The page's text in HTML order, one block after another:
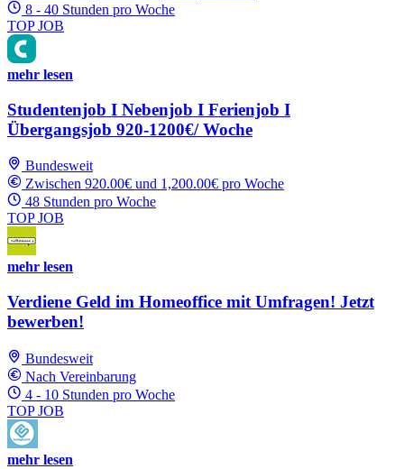
8 - 40 Stunden pro Woche
TOP JOB
mehr lesen
Studentenjob I Nebenjob I Ferienjob I
Übergangsjob 920-1200€/ Woche
Bundesweit
Zwischen 920.00€ und 1,200.00€ pro Woche
48 Stunden pro Woche
TOP JOB
mehr lesen
Verdiene Geld im Homeoffice mit Umfragen! Jetzt
bewerben!
Bundesweit
Nach Vereinbarung
4 - 10 Stunden pro Woche
TOP JOB
mehr lesen